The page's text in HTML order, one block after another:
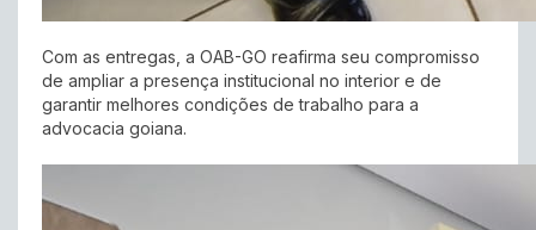
Com as entregas, a OAB-GO reafirma seu compromisso
de ampliar a presença institucional no interior e de
garantir melhores condições de trabalho para a
advocacia goiana.